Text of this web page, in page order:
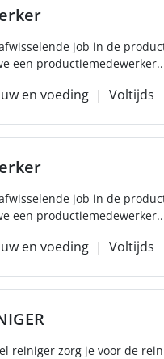
job in de
een
en voeding Voltijds
job in de
een
en voeding Voltijds
reiniger zorg je voor de